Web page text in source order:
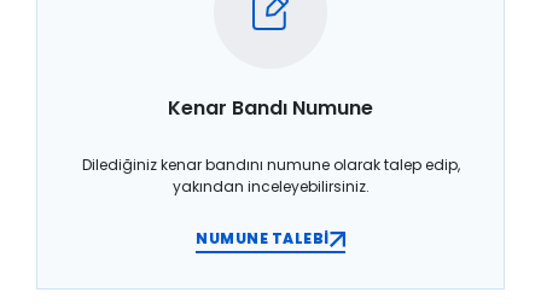
Kenar Bandı Numune
Dilediğiniz kenar bandını numune olarak talep edip,
yakından inceleyebilirsiniz.
NUMUNE TALEBİ